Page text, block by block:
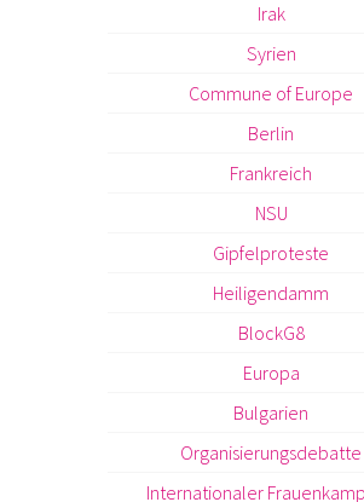
Irak
Syrien
Commune of Europe
Berlin
Frankreich
NSU
Gipfelproteste
Heiligendamm
BlockG8
Europa
Bulgarien
Organisierungsdebatte
Internationaler